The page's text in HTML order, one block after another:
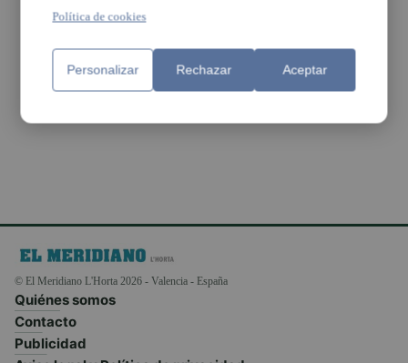
fomentan la
actividades para
los niños
© El Meridiano L'Horta 2026 - Valencia - España
Quiénes somos
Contacto
Publicidad
Política de cookies
Personalizar Rechazar Aceptar